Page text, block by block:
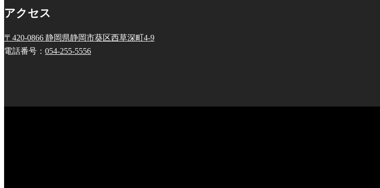
アクセス
〒420-0866 静岡県静岡市葵区西草深町4-9
電話番号： 054-255-5556